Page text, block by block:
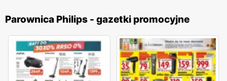
Parownica Philips - gazetki promocyjne